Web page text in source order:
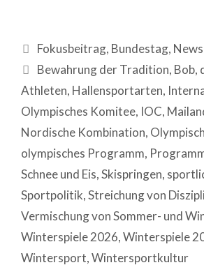
Fokusbeitrag, Bundestag,
Bewahrung der Tradition, Bob,
Athleten, Hallensportarten,
Olympisches Komitee, IOC,
Nordische Kombination,
olympisches Programm,
Schnee und Eis,Skispringen,
Sportpolitik,Streichung von
Vermischung von Sommer- und
Winterspiele 2026,Winterspiele
Wintersport,Wintersportkultur